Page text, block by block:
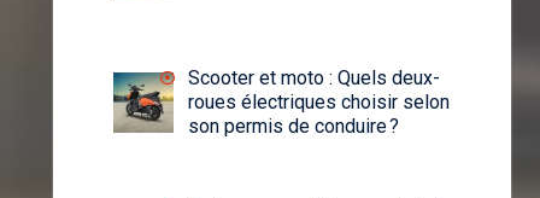
Scooter et moto : Quels deux-
roues électriques choisir selon
son permis de conduire ?